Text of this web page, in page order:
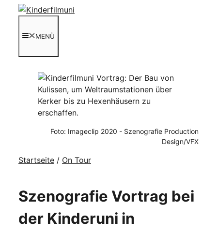
Zum
springenMENÜ
Foto: Imageclip 2020 - Szenografie Production
Design/VFX
Startseite / On Tour
Szenografie Vortrag bei
der Kinderuni in